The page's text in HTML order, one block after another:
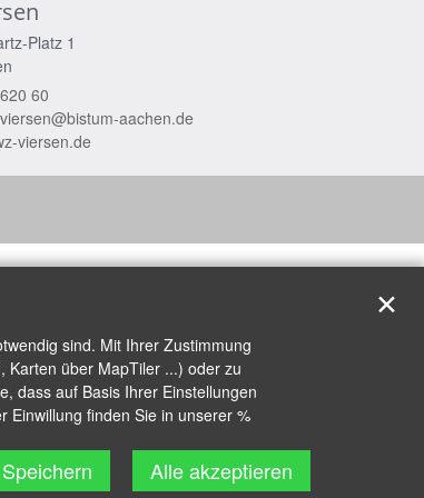
Platz 1
60
aachen.de
viersen.de
sind. Mit Ihrer Zustimmung
Karten über MapTiler ...) oder zu
dass auf Basis Ihrer Einstellungen
Einwillung finden Sie in unserer %
Speichern Alle akzeptieren
✕